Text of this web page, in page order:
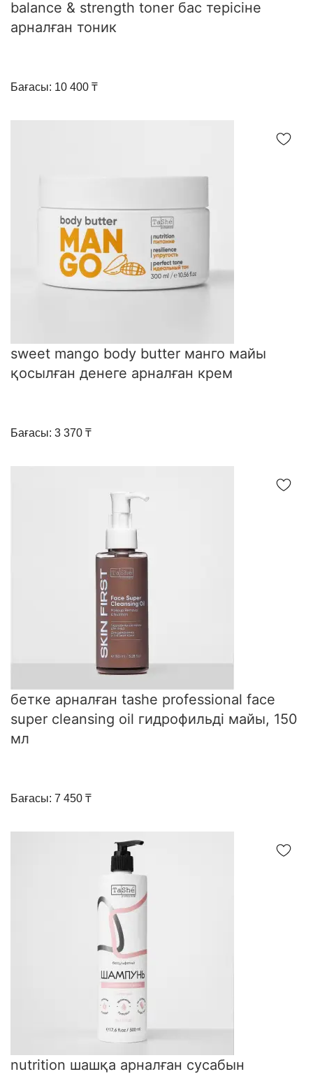
balance & strength toner бас терісіне
арналған тоник
Бағасы: 10 400 ₸
sweet mango body butter манго майы
қосылған денеге арналған крем
Бағасы: 3 370 ₸
бетке арналған tashe professional face
super cleansing oil гидрофильді майы, 150
мл
Бағасы: 7 450 ₸
nutrition шашқа арналған сусабын